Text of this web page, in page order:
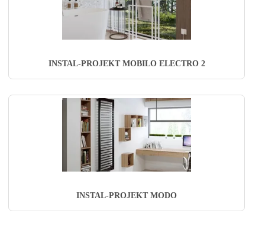
INSTAL-PROJEKT MOBILO ELECTRO 2
INSTAL-PROJEKT MODO